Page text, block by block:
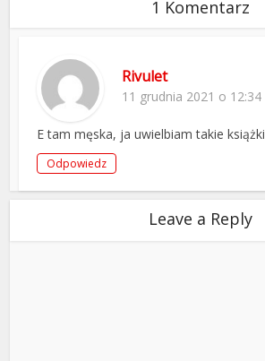
1 Komentarz
Rivulet
11 grudnia 2021 o 12:34
E tam męska, ja uwielbiam takie książki
Odpowiedz
Leave a Reply